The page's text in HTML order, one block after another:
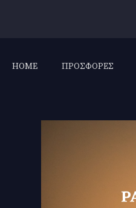
HOME ΠΡΟΣΦΟΡΕΣ